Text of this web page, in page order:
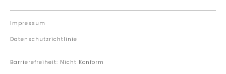
Impressum
Datenschutzrichtlinie
Barrierefreiheit: Nicht Konform